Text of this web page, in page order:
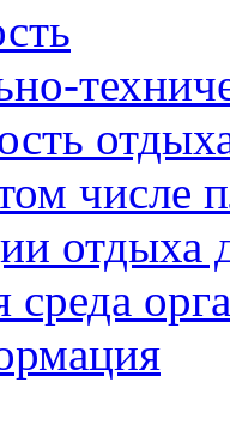
числе
отдыха
среда